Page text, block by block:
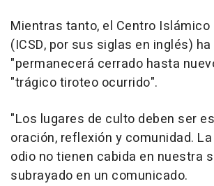
Mientras tanto, el Centro Islámico
(ICSD, por sus siglas en inglés)
"permanecerá cerrado hasta
"trágico tiroteo ocurrido".
"Los lugares de culto deben ser
oración, reflexión y comunidad.
odio no tienen cabida en nuestra
subrayado en un comunicado.